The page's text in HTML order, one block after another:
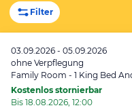
Filter
03.09.2026 - 05.09.2026
ohne Verpflegung
Kostenlos stornierbar
Bis 18.08.2026, 12:00